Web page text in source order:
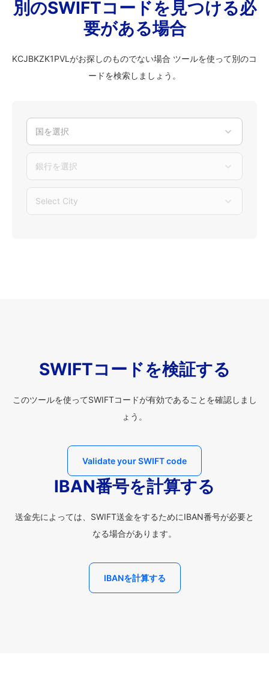
別のSWIFTコードを見つける必
要がある場合
KCJBKZK1PVLがお探しのものでない場合 ツールを使って別のコ
ードを検索しましょう。
国を選択
銀行を選択
Select City
SWIFTコードを検証する
このツールを使ってSWIFTコードが有効であることを確認しまし
ょう。
Validate your SWIFT code
IBAN番号を計算する
送金先によっては、SWIFT送金をするためにIBAN番号が必要と
なる場合があります。
IBANを計算する